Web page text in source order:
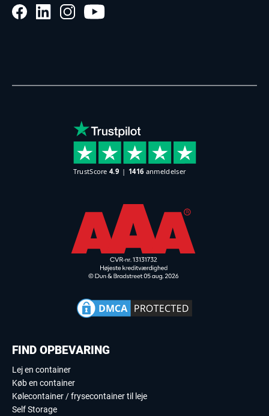
FIND OPBEVARING
Lej en container
Køb en container
Kølecontainer / frysecontainer til leje
Self Storage